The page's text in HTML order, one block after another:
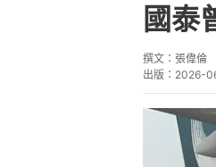
國泰
撰文： 張偉倫
出版： 2026-